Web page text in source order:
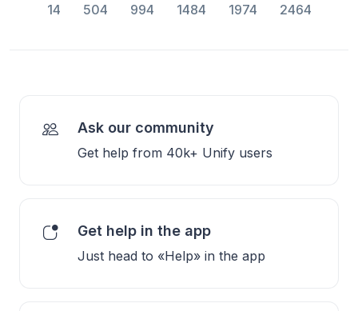
14 504 994 1484 1974 2464
Ask our community
Get help from 40k+ Unify users
Get help in the app
Just head to «Help» in the app